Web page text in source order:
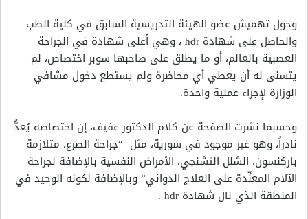
وحول تهميش عضو الهيئة التدريسية السابق في كلية الطب
والحاصل على شهادة hdr ، وهي أعلى شهادة في الجراحة
العصبية بالعالم، أو ما يطلق على صاحبها سوبر اختصاص، لم
يتسنى له أن يعطي أي محاضرة ولم يستطع دخول مشافي
الوزارة لإجراء عملية واحدة.
وحسبما نشرت الصفحة عن كلام الدكتور عفيف، إن اختصاصه يُعدُّ
نادراً، وهو غير موجود في سورية، مثل “جراحة الصرع، متلازمة
باركنسون، الشلل التشنجي، الأمراض النفسية بالإضافة لجراحة
الآلام المعنِّدة على العلاج الدوائي” وبالإضافة لكونه الوحيد في
المنطقة الذي نال شهادة hdr .